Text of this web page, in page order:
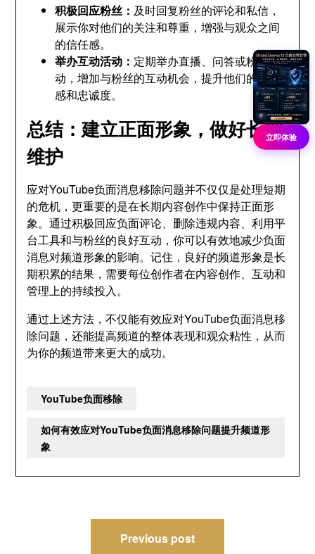
积极回应粉丝： 及时回复粉丝的评论和私信，
展示你对他们的关注和尊重，增强与观众之间
的信任感。
举办互动活动： 定期举办直播、问答或粉丝活
动，增加与粉丝的互动机会，提升他们的参与
感和忠诚度。
总结：建立正面形象，做好长期
维护
应对YouTube负面消息移除问题并不仅仅是处理短期
的危机，更重要的是在长期内容创作中保持正面形
象。通过积极回应负面评论、删除违规内容、利用平
台工具和与粉丝的良好互动，你可以有效地减少负面
消息对频道形象的影响。记住，良好的频道形象是长
期积累的结果，需要每位创作者在内容创作、互动和
管理上的持续投入。
通过上述方法，不仅能有效应对YouTube负面消息移
除问题，还能提高频道的整体表现和观众粘性，从而
为你的频道带来更大的成功。
YouTube负面移除
如何有效应对YouTube负面消息移除问题提升频道形
象
Previous post
立即体验